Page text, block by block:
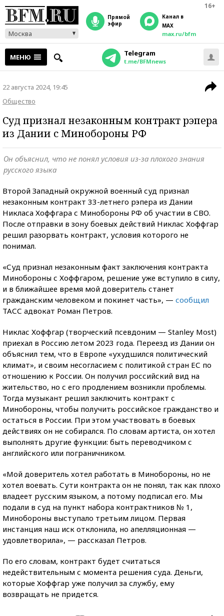
16+
Москва
прямой
эфир
Канал в
MAX
max.ru/bfm
МЕНЮ Telegram
t.me/BFMnews
22 августа 2024, 19:45
Общество
Суд признал незаконным контракт рэпера
из Дании с Минобороны РФ
Он объяснил, что не понял условия из-за плохого знания
русского языка
Второй Западный окружной военный суд признал
незаконным контракт 33-летнего рэпера из Дании
Никласа Хоффгара с Минобороны РФ об участии в СВО.
После отправки в зону боевых действий Никлас Хоффгар
решил разорвать контракт, условия которого не
понимал.
«Суд признал незаконным факт заключения контракта
Минобороны с Хоффгаром, решение уже вступило в силу,
и в ближайшее время мой доверитель станет
гражданским человеком и покинет часть», — сообщил
ТАСС адвокат Роман Петров.
Никлас Хоффгар (творческий псевдоним — Stanley Most)
приехал в Россию летом 2023 года. Переезд из Дании он
объяснил тем, что в Европе «ухудшился политический
климат», и своим несогласием с политикой стран ЕС по
отношению к России. Он получил российский вид на
жительство, но с его продлением возникли проблемы.
Тогда музыкант решил заключить контракт с
Минобороны, чтобы получить российское гражданство и
остаться в России. При этом участвовать в боевых
действиях он не собирался. По словам артиста, он хотел
выполнять другие функции: быть переводчиком с
английского или пограничником.
«Мой доверитель хотел работать в Минобороны, но не
хотел воевать. Сути контракта он не понял, так как плохо
владеет русским языком, а потому подписал его. Мы
подали в суд на пункт набора контрактников № 1,
Минобороны выступало третьим лицом. Первая
инстанция наш иск отклонила, но апелляционная —
удовлетворила», — рассказал Петров.
По его словам, контракт будет считаться
недействительным с момента решения суда. Деньги,
которые Хоффгар уже получил за службу, ему
возвращать не придется.